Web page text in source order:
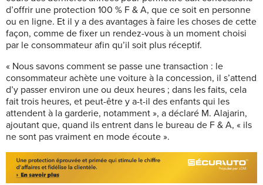
d’offrir une protection 100 % F & A, que ce soit en personne
ou en ligne. Et il y a des avantages à faire les choses de cette
façon, comme de fixer un rendez-vous à un moment choisi
par le consommateur afin qu’il soit plus réceptif.
« Nous savons comment se passe une transaction : le
consommateur achète une voiture à la concession, il s’attend
d’y passer environ une ou deux heures ; dans les faits, cela
fait trois heures, et peut-être y a-t-il des enfants qui les
attendent à la garderie, notamment », a déclaré M. Alajarin,
ajoutant que, quand ils entrent dans le bureau de F & A, « ils
ne sont pas vraiment en mode écoute ».